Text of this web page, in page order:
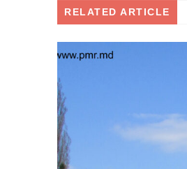
RELATED ARTICLE